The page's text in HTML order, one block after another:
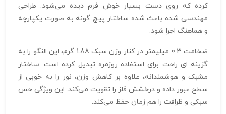
کرده که روی دست بسیار خوش‌ فرم دیده می‌شود. طراحی
مهندسی‌ شده باعث شده ساختار پیچ‌ گونه به‌ صورت یکپارچه
و هماهنگ اجرا شود.
ضخامت 0.3 میلیمتر در کنار وزن سبک 1.88 گرم، این النگو را به
گزینه‌ ای راحت برای استفاده روزمره تبدیل کرده است. ساختار
مشبک و هوشمندانه، علاوه بر کاهش وزن، نور را به‌ خوبی از
سطح عبور داده و درخشش فلز را تقویت می‌کند. این ویژگی حس
سبکی و ظرافت را هم‌ زمان حفظ می‌کند.